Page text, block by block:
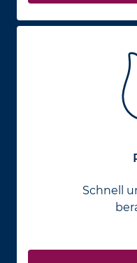
Schnell